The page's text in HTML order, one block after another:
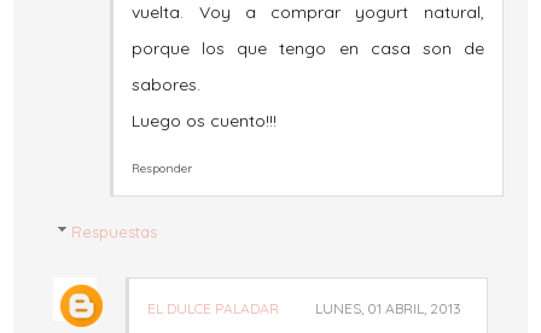
vuelta. Voy a comprar yogurt natural,
porque los que tengo en casa son de
sabores.
Luego os cuento!!!
Responder
Respuestas
EL DULCE PALADAR LUNES, 01 ABRIL, 2013